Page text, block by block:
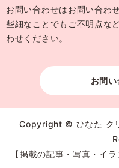
お問い合わせはお問い合わ
些細なことでもご不明点な
わせください。
お問
Copyright © ひなた ク
【掲載の記事・写真・イ